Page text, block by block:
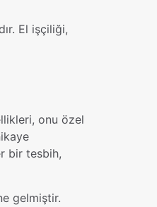
El işçiliği,
onu özel
bir tesbih,
gelmiştir.